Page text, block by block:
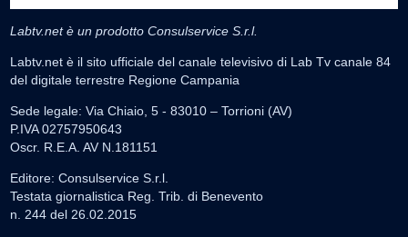
Labtv.net è un prodotto Consulservice S.r.l.
Labtv.net è il sito ufficiale del canale televisivo di Lab Tv canale 84
del digitale terrestre Regione Campania
Sede legale: Via Chiaio, 5 - 83010 – Torrioni (AV)
P.IVA 02757950643
Oscr. R.E.A. AV N.181151
Editore: Consulservice S.r.l.
Testata giornalistica Reg. Trib. di Benevento
n. 244 del 26.02.2015